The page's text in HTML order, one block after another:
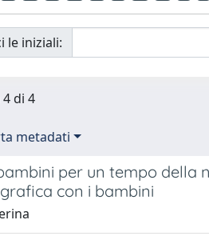
le iniziali:
di 4
metadati
per un tempo della
con i bambini